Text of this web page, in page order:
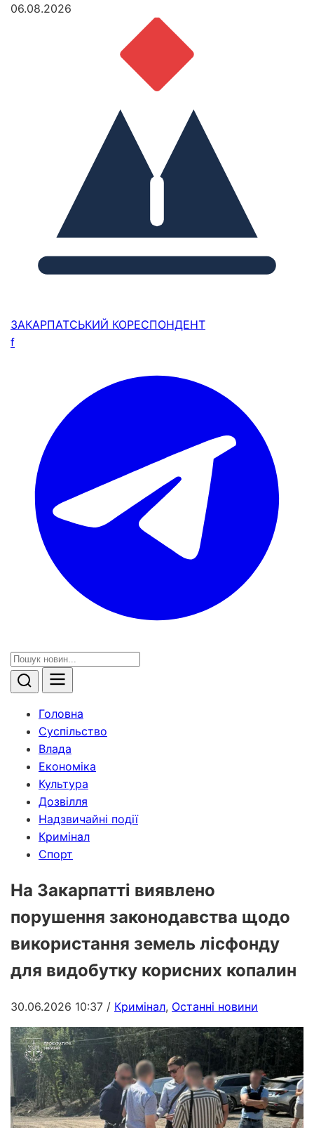
06.08.2026
ЗАКАРПАТСЬКИЙ КОРЕСПОНДЕНТ
f
Головна
Суспільство
Влада
Економіка
Культура
Дозвілля
Надзвичайні події
Кримінал
Спорт
На Закарпатті виявлено
порушення законодавства щодо
використання земель лісфонду
для видобутку корисних копалин
30.06.2026 10:37 / Кримінал, Останні новини